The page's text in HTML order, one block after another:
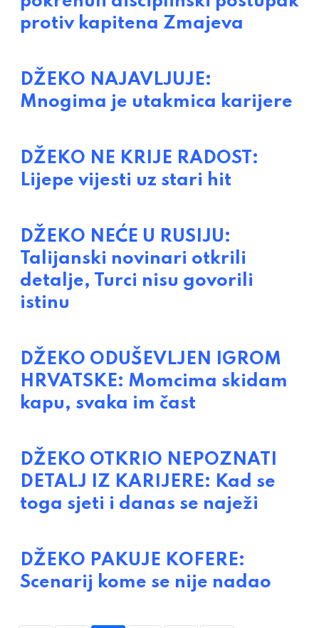
protiv kapitena Zmajeva
DŽEKO NAJAVLJUJE:
Mnogima je utakmica karijere
DŽEKO NE KRIJE RADOST:
Lijepe vijesti uz stari hit
DŽEKO NEĆE U RUSIJU:
Talijanski novinari otkrili
detalje, Turci nisu govorili
istinu
DŽEKO ODUŠEVLJEN IGROM
HRVATSKE: Momcima skidam
kapu, svaka im čast
DŽEKO OTKRIO NEPOZNATI
DETALJ IZ KARIJERE: Kad se
toga sjeti i danas se naježi
DŽEKO PAKUJE KOFERE:
Scenarij kome se nije nadao